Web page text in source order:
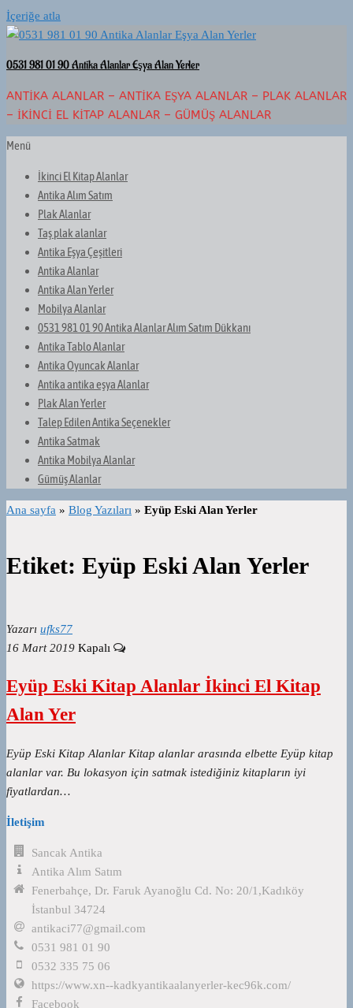
İçeriğe atla
0531 981 01 90 Antika Alanlar Eşya Alan Yerler
ANTIKA ALANLAR – ANTIKA EŞYA ALANLAR – PLAK ALANLAR
– İKINCI EL KITAP ALANLAR – GÜMÜŞ ALANLAR
Menü
İkinci El Kitap Alanlar
Antika Alım Satım
Plak Alanlar
Taş plak alanlar
Antika Eşya Çeşitleri
Antika Alanlar
Antika Alan Yerler
Mobilya Alanlar
0531 981 01 90 Antika Alanlar Alım Satım Dükkanı
Antika Tablo Alanlar
Antika Oyuncak Alanlar
Antika antika eşya Alanlar
Plak Alan Yerler
Talep Edilen Antika Seçenekler
Antika Satmak
Antika Mobilya Alanlar
Gümüş Alanlar
Ana sayfa » Blog Yazıları » Eyüp Eski Alan Yerler
Etiket: Eyüp Eski Alan Yerler
Yazarı ufks77
16 Mart 2019 Kapalı
Eyüp Eski Kitap Alanlar İkinci El Kitap
Alan Yer
Eyüp Eski Kitap Alanlar Kitap alanlar arasında elbette Eyüp kitap
alanlar var. Bu lokasyon için satmak istediğiniz kitapların iyi
fiyatlardan…
İletişim
Sancak Antika
Antika Alım Satım
Fenerbahçe, Dr. Faruk Ayanoğlu Cd. No: 20/1,Kadıköy
İstanbul 34724
antikaci77@gmail.com
0531 981 01 90
0532 335 75 06
https://www.xn--kadkyantikaalanyerler-kec96k.com/
Facebook